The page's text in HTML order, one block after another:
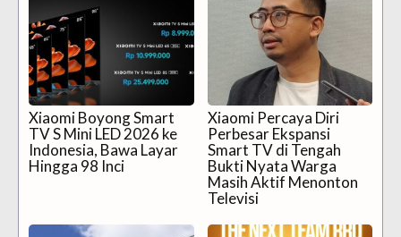
Xiaomi Boyong Smart
TV S Mini LED 2026 ke
Indonesia, Bawa Layar
Hingga 98 Inci
Xiaomi Percaya Diri
Perbesar Ekspansi
Smart TV di Tengah
Bukti Nyata Warga
Masih Aktif Menonton
Televisi